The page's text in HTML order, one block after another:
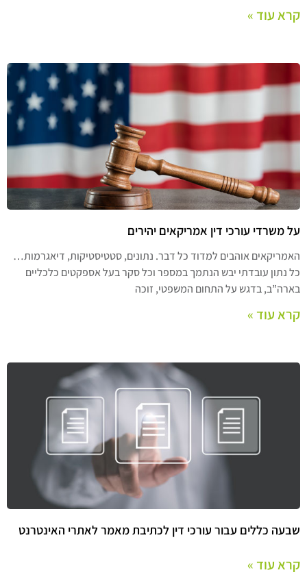
קרא עוד »
על משרדי עורכי דין אמריקאים יהירים
האמריקאים אוהבים למדוד כל דבר. נתונים, סטטיסטיקות, דיאגרמות…
כל נתון עובדתי יבש הנתמך במספר וכל סקר בעל אספקטים כלכליים
בארה”ב, בדגש על התחום המשפטי, זוכה
קרא עוד »
שבעה כללים עבור עורכי דין לכתיבת מאמר לאתרי האינטרנט
קרא עוד »